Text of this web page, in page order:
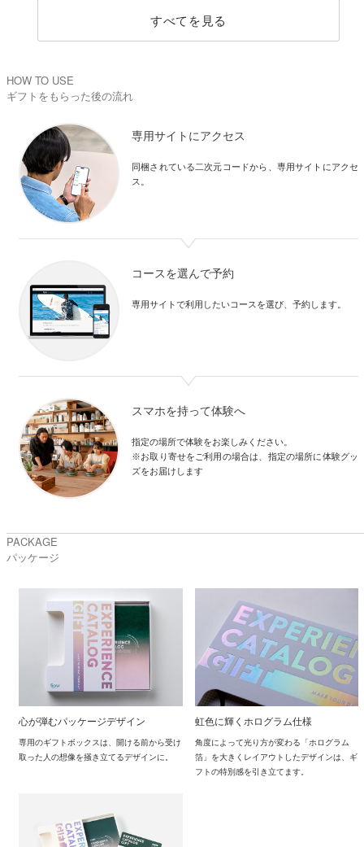
すべてを見る
HOW TO USE
ギフトをもらった後の流れ
専用サイトにアクセス
同梱されている二次元コードから、専用サイトにアクセ
ス。
コースを選んで予約
専用サイトで利用したいコースを選び、予約します。
スマホを持って体験へ
指定の場所で体験をお楽しみください。
※お取り寄せをご利用の場合は、指定の場所に体験グッ
ズをお届けします
PACKAGE
パッケージ
心が弾むパッケージデザイン
専用のギフトボックスは、開ける前から受け
取った人の想像を掻き立てるデザインに。
虹色に輝くホログラム仕様
角度によって光り方が変わる「ホログラム
箔」を大きくレイアウトしたデザインは、ギ
フトの特別感を引き立てます。